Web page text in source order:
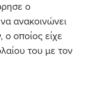
ο
ανακοινώνει
οποίος είχε
του με τον